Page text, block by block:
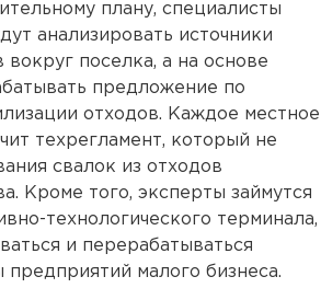
плану, специалисты
анализировать источники
вокруг поселка, а на основе
предложение по
отходов. Каждое местное
техрегламент, который не
свалок из отходов
Кроме того, эксперты займутся
технологического терминала,
и перерабатываться
малого бизнеса.